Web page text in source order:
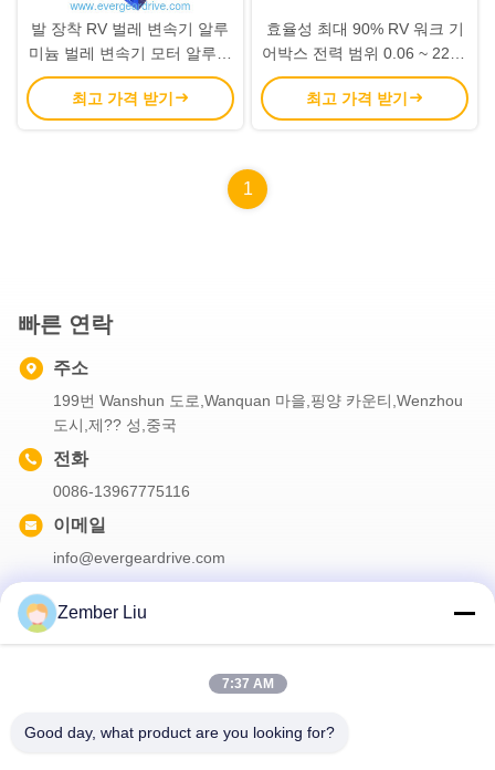
발 장착 RV 벌레 변속기 알루
미늄 벌레 변속기 모터 알루미
늄 건설 내구성 및 가벼운 적
합 자동화
최고 가격 받기
효율성 최대 90% RV 워크 기
어박스 전력 범위 0.06 ~ 22kw
파란색 또는 은색
최고 가격 받기
1
빠른 연락
주소
199번 Wanshun 도로,Wanquan 마을,핑양 카운티,Wenzhou
도시,제?? 성,중국
전화
0086-13967775116
이메일
info@evergeardrive.com
Zember Liu
7:37 AM
Good day, what product are you looking for?